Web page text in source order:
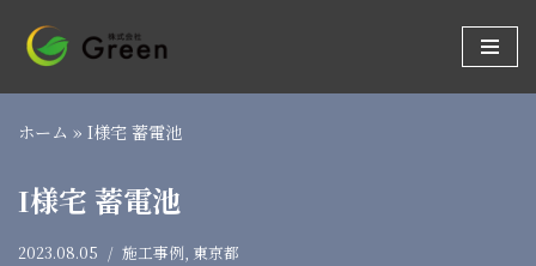
コ
ン
テ
へ
ス
ホーム » I様宅 蓄電池
I様宅 蓄電池
2023.08.05 施工事例, 東京都